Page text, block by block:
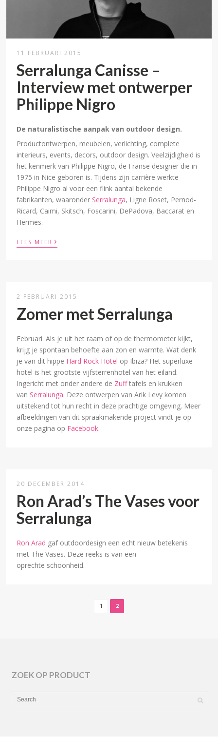
11 FEBRUARI 2015
Serralunga Canisse –
Interview met ontwerper
Philippe Nigro
De naturalistische aanpak van outdoor design.
Productontwerpen, meubelen, verlichting, complete
interieurs, events, decors, outdoor design. Veelzijdigheid is
het kenmerk van Philippe Nigro, de Franse designer die in
1975 in Nice geboren is. Tijdens zijn carrière werkte
Philippe Nigro al voor een flink aantal bekende
fabrikanten, waaronderSerralunga, Ligne Roset, Pernod-
Ricard, Caimi, Skitsch, Foscarini, DePadova, Baccarat en
Hermes.
LEES MEER ›
2 FEBRUARI 2015
Zomer met Serralunga
Februari. Als je uit het raam of op de thermometer kijkt,
krijg je spontaan behoefte aan zon en warmte. Wat denk
je van dit hippe Hard Rock Hotel op Ibiza? Het superluxe
hotel is het grootste vijfsterrenhotel van het eiland.
Ingericht met onder andere de Zufftafels en krukken
vanSerralunga. Deze ontwerpen van Arik Levy komen
uitstekend tot hun recht in deze prachtige omgeving. Meer
afbeeldingen van dit spraakmakende project vindt je op
onze pagina op Facebook.
20 DECEMBER 2014
Ron Arad’s The Vases voor
Serralunga
Ron Arad gaf outdoordesign een echt nieuw betekenis
met The Vases. Deze reeks is van een
oprechte schoonheid.
1 2
ZOEK OP PRODUCT